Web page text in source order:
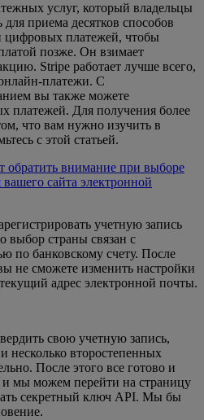
услуг, который владельцы
для приема десятков способов
цифровых платежей, чтобы
позже. Он взимает
Stripe работает лучше всего,
платежи. С
вы также можете
платежей. Для получения более
что вам нужно изучить в
с этой статьей.
обратить внимание при выборе
сайта электронной
учетную запись
выбор страны связан с
по банковскому счету. После
не сможете изменить настройки
адрес электронной почты.
свою учетную запись,
несколько второстепенных
После этого все готово и
и мы можем перейти на страницу
секретный ключ API. Мы бы